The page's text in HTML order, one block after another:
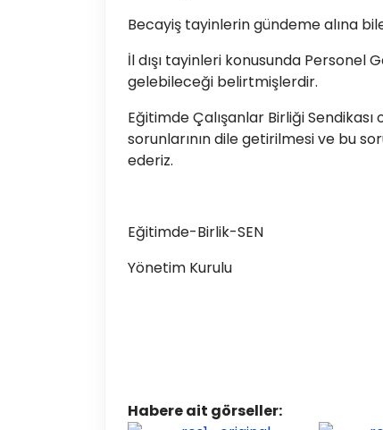
Becayiş tayinlerin gündeme alına
İl dışı tayinleri konusunda Personel
gelebileceği belirtmişlerdir.
Eğitimde Çalışanlar Birliği
sorunlarının dile getirilmesi ve bu
ederiz.
Eğitimde-Birlik-SEN
Yönetim Kurulu
Habere ait görseller: